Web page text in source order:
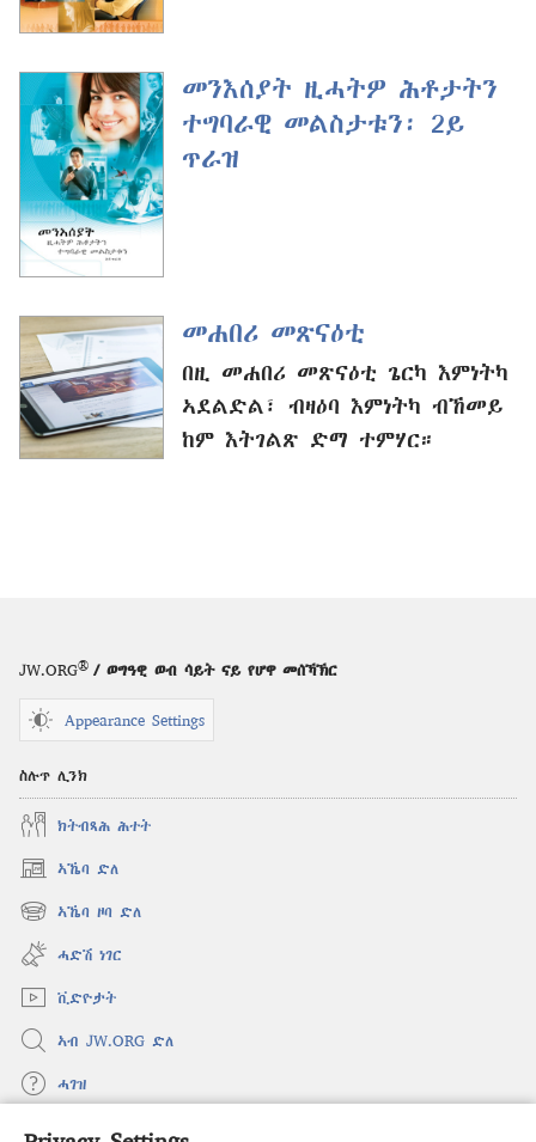
መንእሰያት ዚሓትዎ ሕቶታትን
ተግባራዊ መልስታቱን፡ 2ይ
ጥራዝ
መሐበሪ መጽናዕቲ
በዚ መሐበሪ መጽናዕቲ ጌርካ እምነትካ
ኣደልድል፣ ብዛዕባ እምነትካ ብኸመይ
ከም እትገልጽ ድማ ተምሃር።
JW.ORG® / ወግዓዊ ወብ ሳይት ናይ የሆዋ መሰኻኽር
Appearance Settings
ስሉጥ ሊንክ
ክትብጻሕ ሕተት
ኣኼባ ድለ
(opens
new
window)
ኣኼባ ዞባ ድለ
(opens
new
window)
ሓድሽ ነገር
ቪድዮታት
ኣብ JW.ORG ድለ
ሓገዝ